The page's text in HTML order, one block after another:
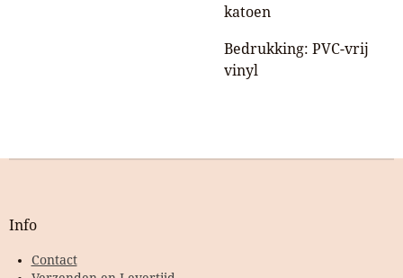
katoen
Bedrukking: PVC-vrij
vinyl
Info
Contact